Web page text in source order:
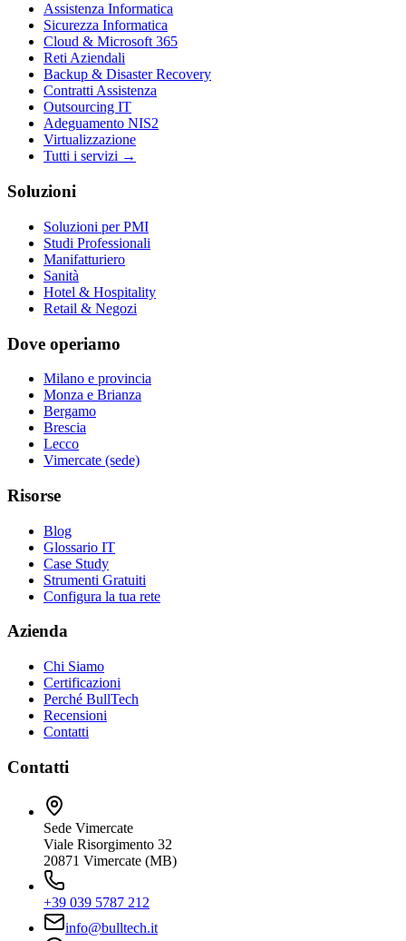
Assistenza Informatica
Sicurezza Informatica
Cloud & Microsoft 365
Reti Aziendali
Backup & Disaster Recovery
Contratti Assistenza
Outsourcing IT
Adeguamento NIS2
Virtualizzazione
Tutti i servizi →
Soluzioni
Soluzioni per PMI
Studi Professionali
Manifatturiero
Sanità
Hotel & Hospitality
Retail & Negozi
Dove operiamo
Milano e provincia
Monza e Brianza
Bergamo
Brescia
Lecco
Vimercate (sede)
Risorse
Blog
Glossario IT
Case Study
Strumenti Gratuiti
Configura la tua rete
Azienda
Chi Siamo
Certificazioni
Perché BullTech
Recensioni
Contatti
Contatti
Sede Vimercate
Viale Risorgimento 32
20871 Vimercate (MB)
+39 039 5787 212
info@bulltech.it